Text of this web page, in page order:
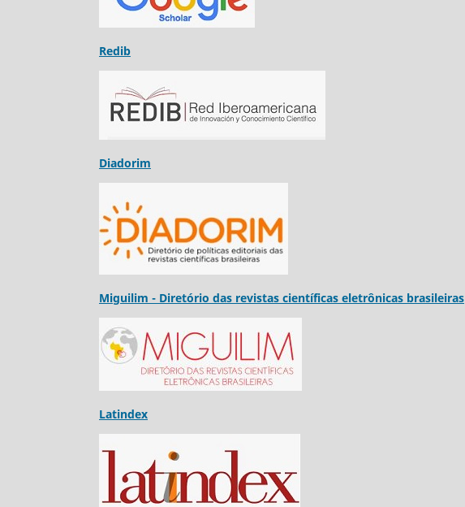
Redib
Diadorim
Miguilim - Diretório das revistas científicas eletrônicas brasileiras
Latindex